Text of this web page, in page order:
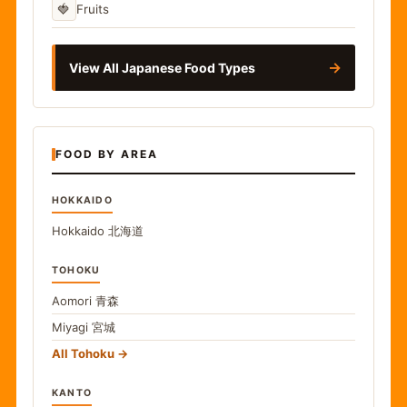
🍓 Fruits
View All Japanese Food Types →
FOOD BY AREA
HOKKAIDO
Hokkaido 北海道
TOHOKU
Aomori 青森
Miyagi 宮城
All Tohoku
KANTO